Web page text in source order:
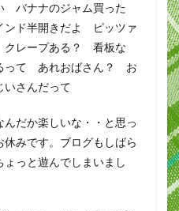
バナナのジャム買った
ド半開きだよ ピッツァ
レープある？ 看板な
って あれおばさん？ お
さんだって
んだか楽しいな・・と思っ
みです。ブログもしばら
ょっと遊んでしまいまし